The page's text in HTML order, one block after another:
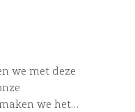
we met deze
we het